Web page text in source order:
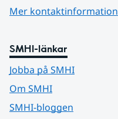
Mer kontaktinformation
SMHI-länkar
Jobba på SMHI
Om SMHI
SMHI-bloggen